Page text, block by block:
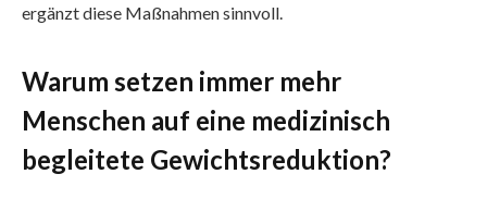
ergänzt diese Maßnahmen sinnvoll.
Warum setzen immer mehr
Menschen auf eine medizinisch
begleitete Gewichtsreduktion?